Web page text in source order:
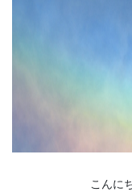
こんに